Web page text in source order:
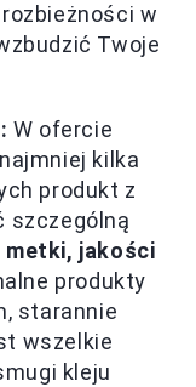
w
Twoje
W ofercie
kilka
produkt z
szczególną
metki, jakości
produkty
starannie
wszelkie
kleju